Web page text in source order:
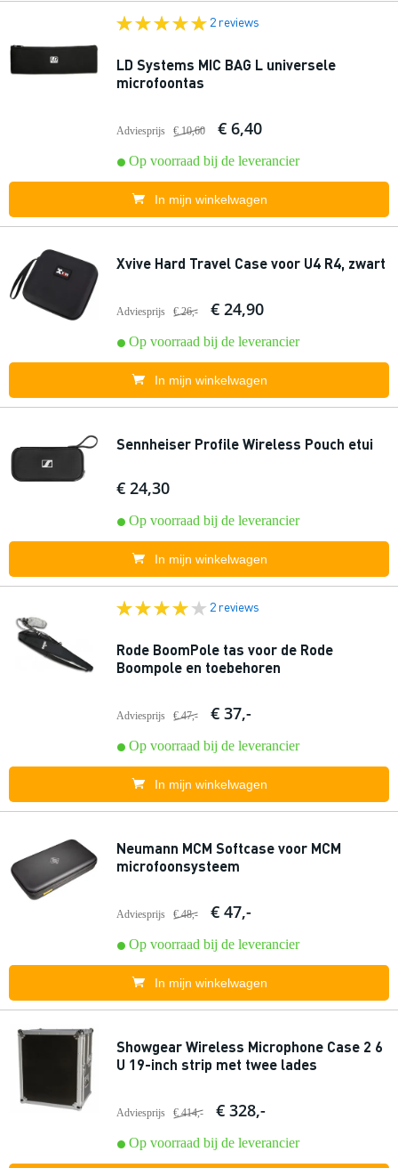
2 reviews
LD Systems MIC BAG L universele
microfoontas
Adviesprijs € 10,60 € 6,40
Op voorraad bij de leverancier
In mijn winkelwagen
Xvive Hard Travel Case voor U4 R4, zwart
Adviesprijs € 26,- € 24,90
Op voorraad bij de leverancier
In mijn winkelwagen
Sennheiser Profile Wireless Pouch etui
€ 24,30
Op voorraad bij de leverancier
In mijn winkelwagen
2 reviews
Rode BoomPole tas voor de Rode
Boompole en toebehoren
Adviesprijs € 47,- € 37,-
Op voorraad bij de leverancier
In mijn winkelwagen
Neumann MCM Softcase voor MCM
microfoonsysteem
Adviesprijs € 48,- € 47,-
Op voorraad bij de leverancier
In mijn winkelwagen
Showgear Wireless Microphone Case 2 6
U 19-inch strip met twee lades
Adviesprijs € 414,- € 328,-
Op voorraad bij de leverancier